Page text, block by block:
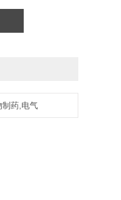
制药,电气